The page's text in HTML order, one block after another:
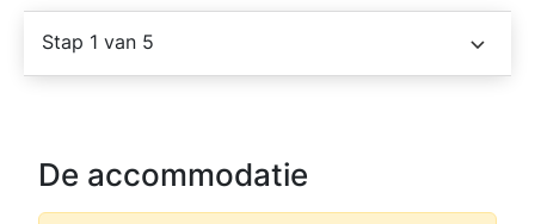
De accommodatie
Stap 1 van 5